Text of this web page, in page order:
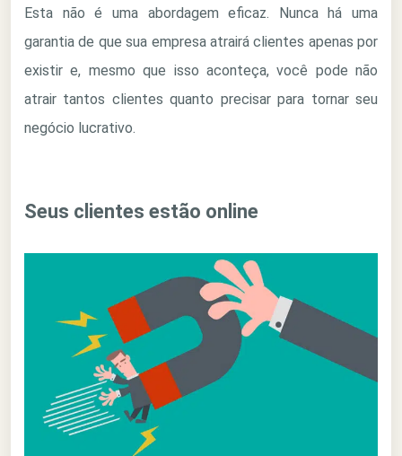
Esta não é uma abordagem eficaz. Nunca há uma
garantia de que sua empresa atrairá clientes apenas por
existir e, mesmo que isso aconteça, você pode não
atrair tantos clientes quanto precisar para tornar seu
negócio lucrativo.
Seus clientes estão online